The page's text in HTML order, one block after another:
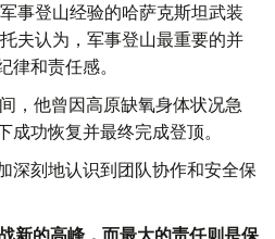
事登山经验的哈萨克斯坦武装
夫认为，军事登山最重要的并
律和责任感。
，他曾因高原缺氧身体状况急
功恢复并最终完成登顶。
深刻地认识到团队协作和安全保
新的高峰，而最大的责任则是保